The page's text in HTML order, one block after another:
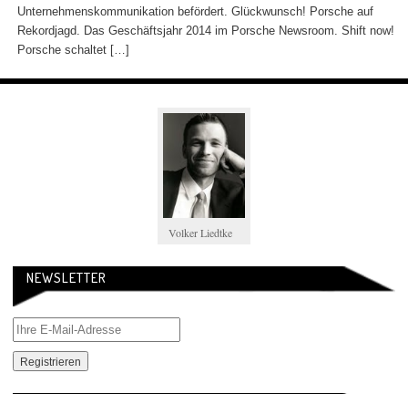
Unternehmenskommunikation befördert. Glückwunsch! Porsche auf
Rekordjagd. Das Geschäftsjahr 2014 im Porsche Newsroom. Shift now!
Porsche schaltet […]
Volker Liedtke
NEWSLETTER